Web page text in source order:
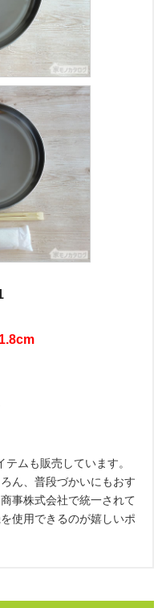
ムも販売しています。
ん、普段づかいにもおす
事株式会社で統一されて
使用できるのが嬉しいポ